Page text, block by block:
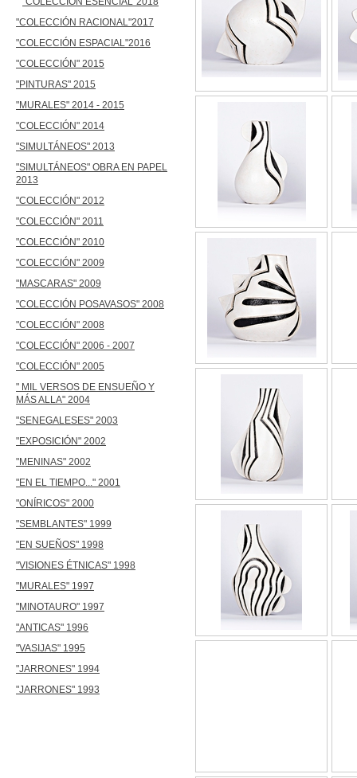
"COLECCIÓN RACIONAL"2017
"COLECCIÓN ESPACIAL"2016
"COLECCIÓN" 2015
"PINTURAS" 2015
"MURALES" 2014 - 2015
"COLECCIÓN" 2014
"SIMULTÁNEOS" 2013
"SIMULTÁNEOS" OBRA EN PAPEL
2013
"COLECCIÓN" 2012
"COLECCIÓN" 2011
"COLECCIÓN" 2010
"COLECCIÓN" 2009
"MASCARAS" 2009
"COLECCIÓN POSAVASOS" 2008
"COLECCIÓN" 2008
"COLECCIÓN" 2006 - 2007
"COLECCIÓN" 2005
" MIL VERSOS DE ENSUEÑO Y
MÁS ALLA" 2004
"SENEGALESES" 2003
"EXPOSICIÓN" 2002
"MENINAS" 2002
"EN EL TIEMPO..." 2001
"ONÍRICOS" 2000
"SEMBLANTES" 1999
"EN SUEÑOS" 1998
"VISIONES ÉTNICAS" 1998
"MURALES" 1997
"MINOTAURO" 1997
"ANTICAS" 1996
"VASIJAS" 1995
"JARRONES" 1994
"JARRONES" 1993